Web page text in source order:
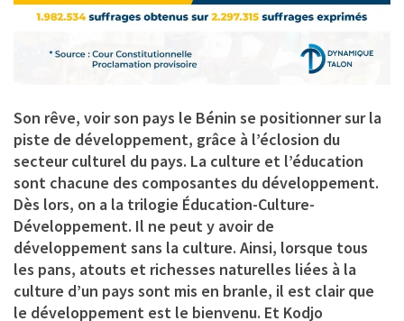
Son rêve, voir son pays le Bénin se positionner sur la
piste de développement, grâce à l’éclosion du
secteur culturel du pays. La culture et l’éducation
sont chacune des composantes du développement.
Dès lors, on a la trilogie Éducation-Culture-
Développement. Il ne peut y avoir de
développement sans la culture. Ainsi, lorsque tous
les pans, atouts et richesses naturelles liées à la
culture d’un pays sont mis en branle, il est clair que
le développement est le bienvenu. Et Kodjo